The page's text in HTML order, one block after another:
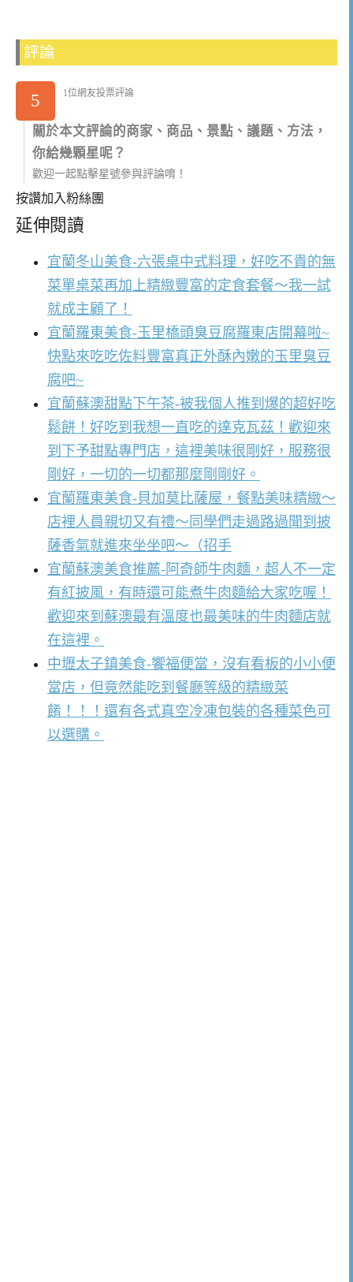
評論
5 1位網友投票評論
關於本文評論的商家、商品、景點、議題、方法，
你給幾顆星呢？
歡迎一起點擊星號參與評論唷！
按讚加入粉絲團
延伸閱讀
宜蘭冬山美食-六張桌中式料理，好吃不貴的無
菜單桌菜再加上精緻豐富的定食套餐～我一試
就成主顧了！
宜蘭羅東美食-玉里橋頭臭豆腐羅東店開幕啦~
快點來吃吃佐料豐富真正外酥內嫩的玉里臭豆
腐吧~
宜蘭蘇澳甜點下午茶-被我個人推到爆的超好吃
鬆餅！好吃到我想一直吃的達克瓦茲！歡迎來
到下予甜點專門店，這裡美味很剛好，服務很
剛好，一切的一切都那麼剛剛好。
宜蘭羅東美食-貝加莫比薩屋，餐點美味精緻～
店裡人員親切又有禮～同學們走過路過聞到披
薩香氣就進來坐坐吧～（招手
宜蘭蘇澳美食推薦-阿奇師牛肉麵，超人不一定
有紅披風，有時還可能煮牛肉麵給大家吃喔！
歡迎來到蘇澳最有溫度也最美味的牛肉麵店就
在這裡。
中壢太子鎮美食-饗福便當，沒有看板的小小便
當店，但竟然能吃到餐廳等級的精緻菜
餚！！！還有各式真空冷凍包裝的各種菜色可
以選購。